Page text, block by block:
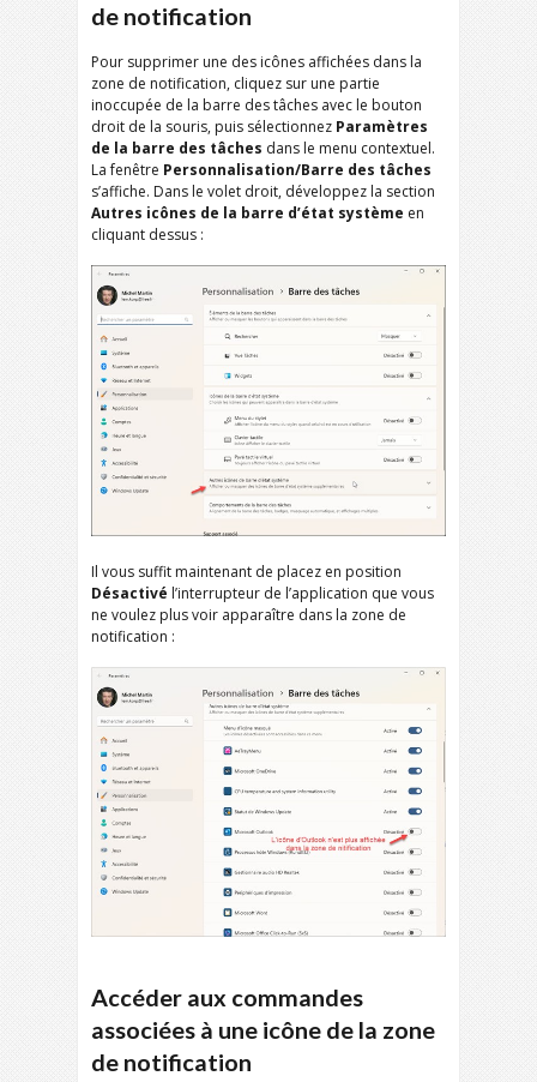
de notification
Pour supprimer une des icônes affichées dans la
zone de notification, cliquez sur une partie
inoccupée de la barre des tâches avec le bouton
droit de la souris, puis sélectionnez Paramètres
de la barre des tâches dans le menu contextuel.
La fenêtre Personnalisation/Barre des tâches
s’affiche. Dans le volet droit, développez la section
Autres icônes de la barre d’état système en
cliquant dessus :
Il vous suffit maintenant de placez en position
Désactivé l’interrupteur de l’application que vous
ne voulez plus voir apparaître dans la zone de
notification :
Accéder aux commandes
associées à une icône de la zone
de notification